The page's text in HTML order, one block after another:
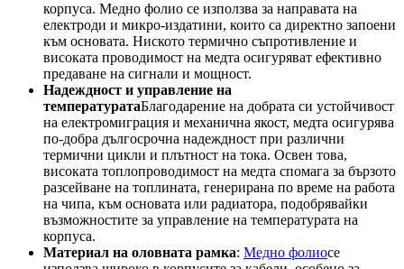
корпуса. Медно фолио се използва за направата на
електроди и микро-издатини, които са директно запоени
към основата. Ниското термично съпротивление и
високата проводимост на медта осигуряват ефективно
предаване на сигнали и мощност.
Надеждност и управление на
температуратаБлагодарение на добрата си устойчивост
на електромиграция и механична якост, медта осигурява
по-добра дългосрочна надеждност при различни
термични цикли и плътност на тока. Освен това,
високата топлопроводимост на медта спомага за бързото
разсейване на топлината, генерирана по време на работа
на чипа, към основата или радиатора, подобрявайки
възможностите за управление на температурата на
корпуса.
Материал на оловната рамка: Медно фолиосе